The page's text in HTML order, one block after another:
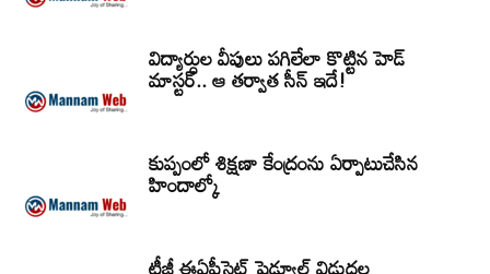
విద్యార్ధుల వీపులు పగిలేలా కొట్టిన హెడ్
మాస్టర్.. ఆ తర్వాత సీన్‌ ఇదే!
కుప్పంలో శిక్షణా కేంద్రంను ఏర్పాటుచేసిన
హిందాల్కో